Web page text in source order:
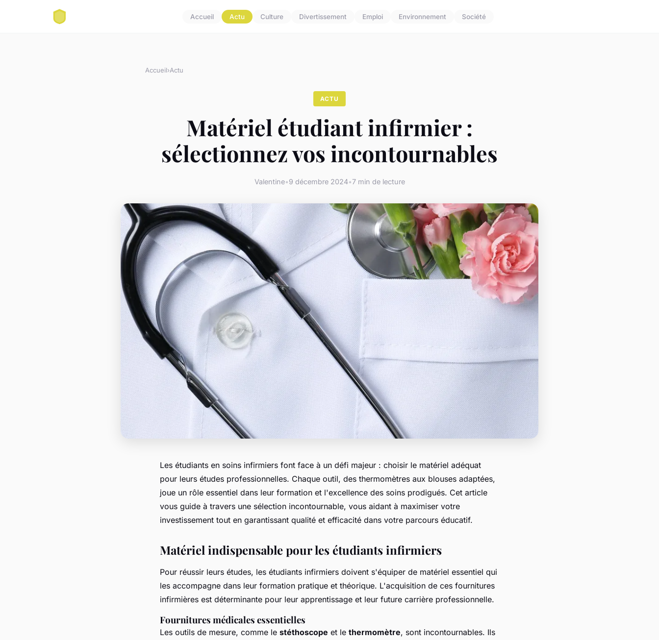
Accueil Actu Culture Divertissement Emploi Environnement Société
Accueil›Actu
ACTU
Matériel étudiant infirmier :
sélectionnez vos incontournables
Valentine•9 décembre 2024•7 min de lecture
Les étudiants en soins infirmiers font face à un défi majeur : choisir le matériel adéquat
pour leurs études professionnelles. Chaque outil, des thermomètres aux blouses adaptées,
joue un rôle essentiel dans leur formation et l'excellence des soins prodigués. Cet article
vous guide à travers une sélection incontournable, vous aidant à maximiser votre
investissement tout en garantissant qualité et efficacité dans votre parcours éducatif.
Matériel indispensable pour les étudiants infirmiers
Pour réussir leurs études, les étudiants infirmiers doivent s'équiper de matériel essentiel qui
les accompagne dans leur formation pratique et théorique. L'acquisition de ces fournitures
infirmières est déterminante pour leur apprentissage et leur future carrière professionnelle.
Fournitures médicales essentielles
Les outils de mesure, comme le stéthoscope et le thermomètre, sont incontournables. Ils